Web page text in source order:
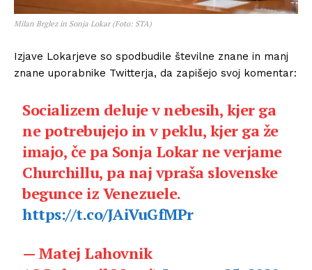
Milan Brglez in Sonja Lokar (Foto: STA)
Izjave Lokarjeve so spodbudile številne znane in manj
znane uporabnike Twitterja, da zapišejo svoj komentar:
Socializem deluje v nebesih, kjer ga
ne potrebujejo in v peklu, kjer ga že
imajo, če pa Sonja Lokar ne verjame
Churchillu, pa naj vpraša slovenske
begunce iz Venezuele.
https://t.co/JAiVuGfMPr
— Matej Lahovnik